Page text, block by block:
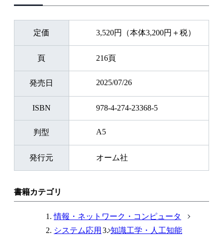
定価 3,520円（本体3,200円＋税）
頁 216頁
発売日 2025/07/26
ISBN 978-4-274-23368-5
判型 A5
発行元 オーム社
書籍カテゴリ
情報・ネットワーク・コンピュータ
システム応用
知識工学・人工知能